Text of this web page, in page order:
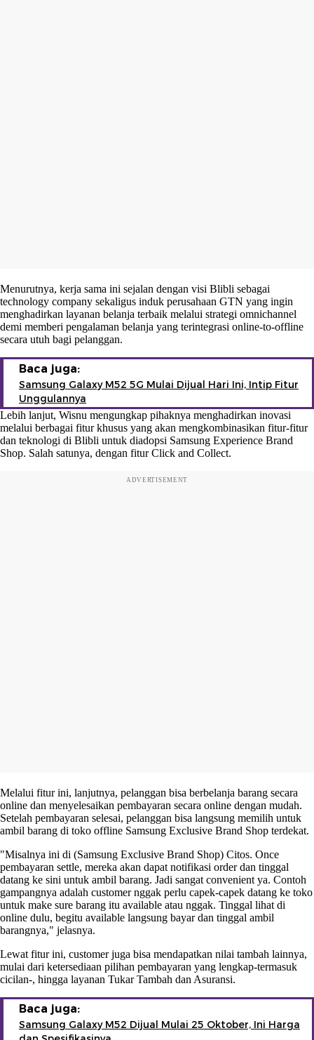
Menurutnya, kerja sama ini sejalan dengan visi Blibli sebagai
technology company sekaligus induk perusahaan GTN yang ingin
menghadirkan layanan belanja terbaik melalui strategi omnichannel
demi memberi pengalaman belanja yang terintegrasi online-to-offline
secara utuh bagi pelanggan.
Baca juga:
Samsung Galaxy M52 5G Mulai Dijual Hari Ini, Intip Fitur
Unggulannya
Lebih lanjut, Wisnu mengungkap pihaknya menghadirkan inovasi
melalui berbagai fitur khusus yang akan mengkombinasikan fitur-fitur
dan teknologi di Blibli untuk diadopsi Samsung Experience Brand
Shop. Salah satunya, dengan fitur Click and Collect.
ADVERTISEMENT
Melalui fitur ini, lanjutnya, pelanggan bisa berbelanja barang secara
online dan menyelesaikan pembayaran secara online dengan mudah.
Setelah pembayaran selesai, pelanggan bisa langsung memilih untuk
ambil barang di toko offline Samsung Exclusive Brand Shop terdekat.
"Misalnya ini di (Samsung Exclusive Brand Shop) Citos. Once
pembayaran settle, mereka akan dapat notifikasi order dan tinggal
datang ke sini untuk ambil barang. Jadi sangat convenient ya. Contoh
gampangnya adalah customer nggak perlu capek-capek datang ke toko
untuk make sure barang itu available atau nggak. Tinggal lihat di
online dulu, begitu available langsung bayar dan tinggal ambil
barangnya," jelasnya.
Lewat fitur ini, customer juga bisa mendapatkan nilai tambah lainnya,
mulai dari ketersediaan pilihan pembayaran yang lengkap-termasuk
cicilan-, hingga layanan Tukar Tambah dan Asuransi.
Baca juga:
Samsung Galaxy M52 Dijual Mulai 25 Oktober, Ini Harga